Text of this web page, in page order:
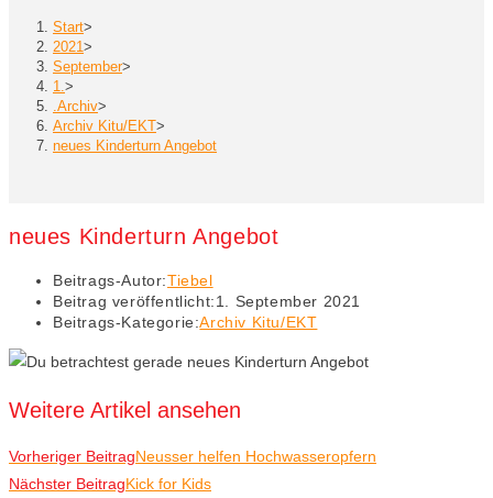
Start>
2021 >
September>
1. >
.Archiv>
Archiv Kitu/EKT>
neues Kinderturn Angebot
neues Kinderturn Angebot
Beitrags-Autor:Tiebel
Beitrag veröffentlicht:1. September 2021
Beitrags-Kategorie:Archiv Kitu/EKT
Weitere Artikel ansehen
Vorheriger BeitragNeusser helfen Hochwasseropfern
Nächster BeitragKick for Kids